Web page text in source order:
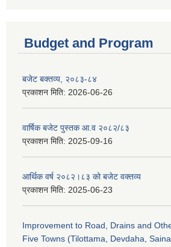
Budget and Program
बजेट बक्तव्य, २०८३-८४
प्रकाशन मिति: 2026-06-26
वार्षिक बजेट पुस्तक आ.व २०८२/८३
प्रकाशन मिति: 2025-09-16
आर्थिक वर्ष २०८२।८३ को बजेट वक्तव्य
प्रकाशन मिति: 2025-06-23
Improvement to Road, Drains and
Five Towns (Tilottama, Devdaha,